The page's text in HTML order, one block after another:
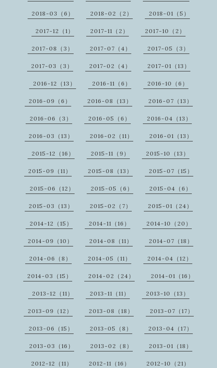
2018-03（6） 2018-02（2） 2018-01（5）
2017-12（1） 2017-11（2） 2017-10（2）
2017-08（3） 2017-07（4） 2017-05（3）
2017-03（3） 2017-02（4） 2017-01（13）
2016-12（13） 2016-11（6） 2016-10（6）
2016-09（6） 2016-08（13） 2016-07（13）
2016-06（3） 2016-05（6） 2016-04（13）
2016-03（13） 2016-02（11） 2016-01（13）
2015-12（16） 2015-11（9） 2015-10（13）
2015-09（11） 2015-08（13） 2015-07（15）
2015-06（12） 2015-05（6） 2015-04（6）
2015-03（13） 2015-02（7） 2015-01（24）
2014-12（15） 2014-11（16） 2014-10（20）
2014-09（10） 2014-08（11） 2014-07（18）
2014-06（8） 2014-05（11） 2014-04（12）
2014-03（15） 2014-02（24） 2014-01（16）
2013-12（11） 2013-11（11） 2013-10（13）
2013-09（12） 2013-08（18） 2013-07（17）
2013-06（15） 2013-05（8） 2013-04（17）
2013-03（16） 2013-02（8） 2013-01（18）
2012-12（11） 2012-11（16） 2012-10（21）